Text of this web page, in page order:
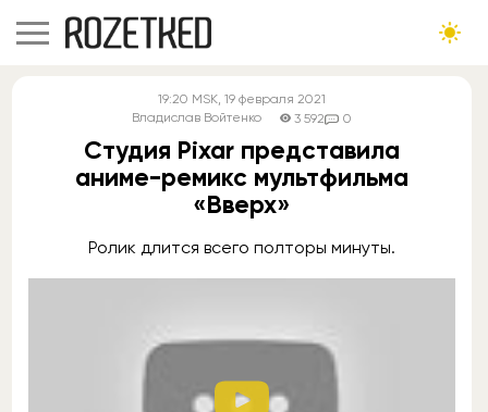
19:20 MSK, 19 февраля 2021
Владислав Войтенко
3 592 0
Студия Pixar представила
аниме-ремикс мультфильма
«Вверх»
Ролик длится всего полторы минуты.